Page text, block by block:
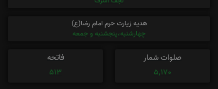
هدیه زیارت حرم امام رضا(ع)
چهارشنبه،پنجشنبه و جمعه
صلوات شمار
5,170
فاتحه
513